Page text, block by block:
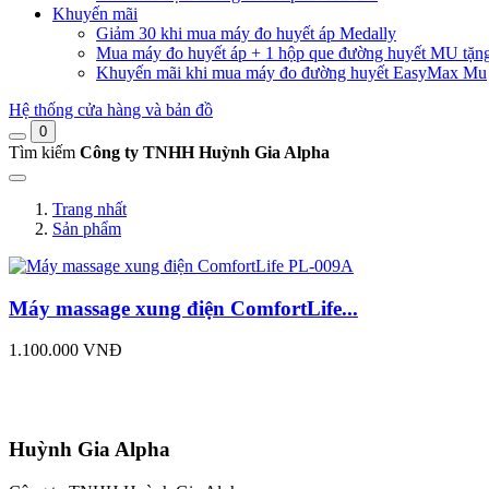
Khuyến mãi
Giảm 30 khi mua máy đo huyết áp Medally
Mua máy đo huyết áp + 1 hộp que đường huyết MU
Khuyến mãi khi mua máy đo đường huyết EasyMax Mu
Hệ thống cửa hàng và bản đồ
0
Tìm kiếm Công ty TNHH Huỳnh Gia Alpha
Trang nhất
Sản phẩm
Máy massage xung điện ComfortLife...
1.100.000 VNĐ
Huỳnh Gia Alpha